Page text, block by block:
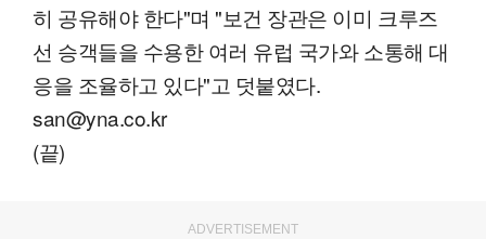
히 공유해야 한다"며 "보건 장관은 이미 크루즈
선 승객들을 수용한 여러 유럽 국가와 소통해 대
응을 조율하고 있다"고 덧붙였다.
san@yna.co.kr
(끝)
ADVERTISEMENT